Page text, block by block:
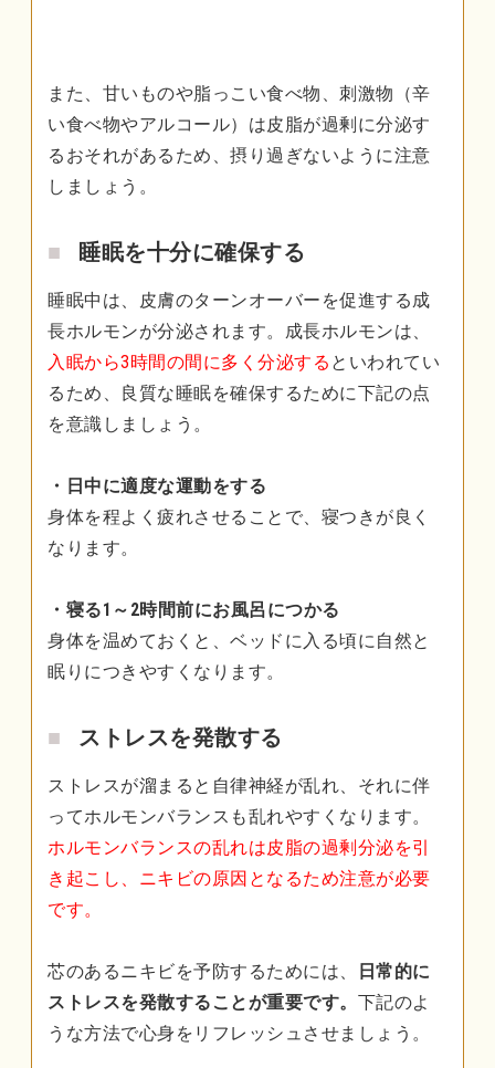
また、甘いものや脂っこい食べ物、刺激物（辛
い食べ物やアルコール）は皮脂が過剰に分泌す
るおそれがあるため、摂り過ぎないように注意
しましょう。
睡眠を十分に確保する
睡眠中は、皮膚のターンオーバーを促進する成
長ホルモンが分泌されます。成長ホルモンは、
入眠から3時間の間に多く分泌する といわれてい
るため、良質な睡眠を確保するために下記の点
を意識しましょう。
・日中に適度な運動をする
身体を程よく疲れさせることで、寝つきが良く
なります。
・寝る1～2時間前にお風呂につかる
身体を温めておくと、ベッドに入る頃に自然と
眠りにつきやすくなります。
ストレスを発散する
ストレスが溜まると自律神経が乱れ、それに伴
ってホルモンバランスも乱れやすくなります。
ホルモンバランスの乱れは皮脂の過剰分泌を引
き起こし、ニキビの原因となるため注意が必要
です。
芯のあるニキビを予防するためには、
日常的に
ストレスを発散することが重要です。 下記のよ
うな方法で心身をリフレッシュさせましょう。